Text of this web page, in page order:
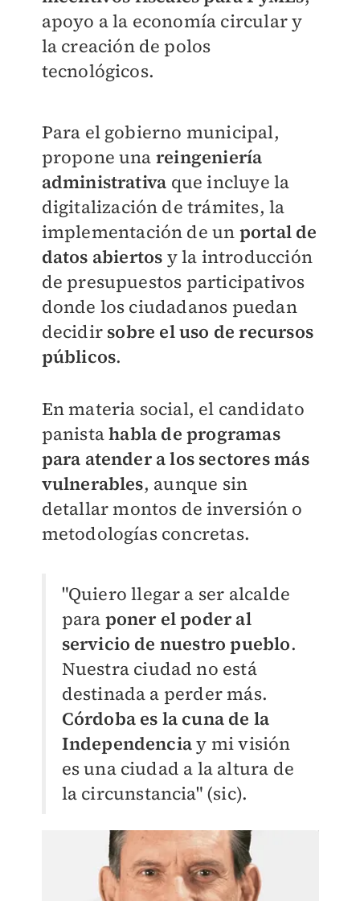
apoyo a la economía circular y
la creación de polos
tecnológicos.
Para el gobierno municipal,
propone una reingeniería
administrativa que incluye la
digitalización de trámites, la
implementación de un portal de
datos abiertos y la introducción
de presupuestos participativos
donde los ciudadanos puedan
decidir sobre el uso de recursos
públicos.
En materia social, el candidato
panistahabla de programas
para atender a los sectores más
vulnerables, aunque sin
detallar montos de inversión o
metodologías concretas.
"Quiero llegar a ser alcalde
para poner el poder al
servicio de nuestro pueblo.
Nuestra ciudad no está
destinada a perder más.
Córdoba es la cuna de la
Independenciay mi visión
es una ciudad a la altura de
la circunstancia" (sic).